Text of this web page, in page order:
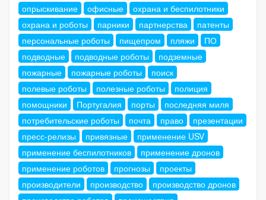
опрыскивание
офисные
охрана и беспилотники
охрана и роботы
парники партнерства
патенты
персональные роботы
пищепром пляжи
ПО
подводные
подводные роботы
подземные
пожарные
пожарные роботы
поиск
полевые роботы
полезные роботы
полиция
помощники
Португалия порты
последняя миля
потребительские роботы
почта право
презентации
пресс-релизы
привязные
применение USV
применение беспилотников
применение дронов
применение роботов
прогнозы
проекты
производители
производство
производство дронов